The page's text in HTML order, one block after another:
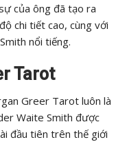
của ông đã tạo ra
chi tiết cao, cùng với
nổi tiếng.
Tarot
Greer Tarot luôn là
Waite Smith được
đầu tiên trên thế giới